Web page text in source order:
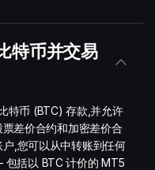
特币并交易
特币 (BTC) 存款,并允许
差价合约和加密差价合
,您可以从中转账到任何
括以 BTC 计价的 MT5